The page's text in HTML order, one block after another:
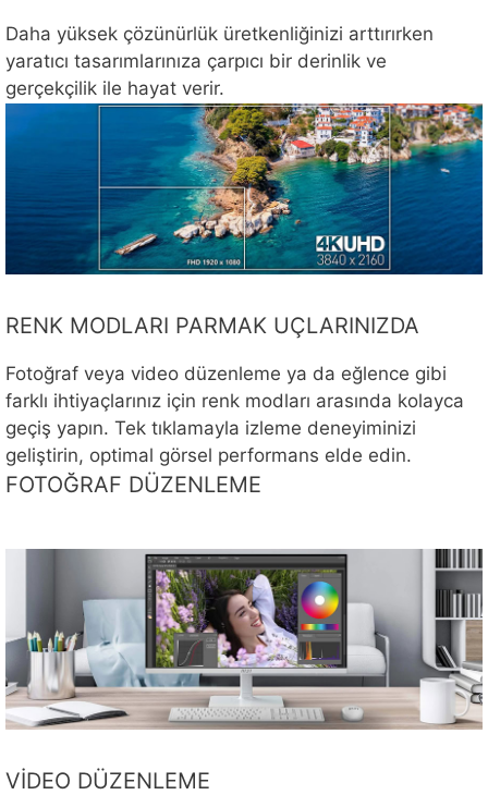
Daha yüksek çözünürlük üretkenliğinizi arttırırken
yaratıcı tasarımlarınıza çarpıcı bir derinlik ve
gerçekçilik ile hayat verir.
RENK MODLARI PARMAK UÇLARINIZDA
Fotoğraf veya video düzenleme ya da eğlence gibi
farklı ihtiyaçlarınız için renk modları arasında kolayca
geçiş yapın. Tek tıklamayla izleme deneyiminizi
geliştirin, optimal görsel performans elde edin.
FOTOĞRAF DÜZENLEME
VİDEO DÜZENLEME